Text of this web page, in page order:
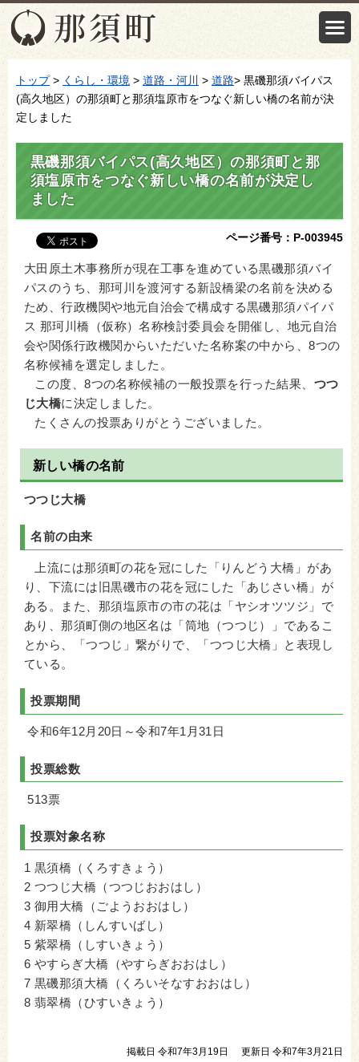
トップ> くらし・環境 > 道路・河川 > 道路> 黒磯那須バイパス
(高久地区）の那須町と那須塩原市をつなぐ新しい橋の名前が決
定しました
黒磯那須バイパス(高久地区）の那須町と那
須塩原市をつなぐ新しい橋の名前が決定し
ました
ページ番号：P-003945
大田原土木事務所が現在工事を進めている黒磯那須バイ
パスのうち、那珂川を渡河する新設橋梁の名前を決める
ため、行政機関や地元自治会で構成する黒磯那須パイパ
ス 那珂川橋（仮称）名称検討委員会を開催し、地元自治
会や関係行政機関からいただいた名称案の中から、8つの
名称候補を選定しました。
この度、8つの名称候補の一般投票を行った結果、 つつ
じ大橋に決定しました。
たくさんの投票ありがとうございました。
新しい橋の名前
つつじ大橋
名前の由来
上流には那須町の花を冠にした「りんどう大橋」があ
り、下流には旧黒磯市の花を冠にした「あじさい橋」が
ある。また、那須塩原市の市の花は「ヤシオツツジ」で
あり、那須町側の地区名は「筒地（つつじ）」であるこ
とから、「つつじ」繋がりで、「つつじ大橋」と表現し
ている。
投票期間
令和6年12月20日～令和7年1月31日
投票総数
513票
投票対象名称
1 黒須橋（くろすきょう）
2 つつじ大橋（つつじおおはし）
3 御用大橋（ごようおおはし）
4 新翠橋（しんすいばし）
5 紫翠橋（しすいきょう）
6 やすらぎ大橋（やすらぎおおはし）
7 黒磯那須大橋（くろいそなすおおはし）
8 翡翠橋（ひすいきょう）
掲載日 令和7年3月19日 更新日 令和7年3月21日